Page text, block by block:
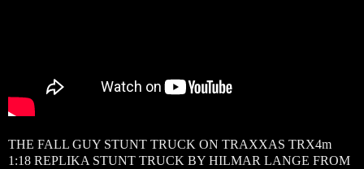
THE FALL GUY STUNT TRUCK ON TRAXXAS TRX4m
1:18 REPLIKA STUNT TRUCK BY HILMAR LANGE FROM